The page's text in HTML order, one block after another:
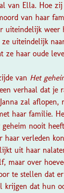
van Ella. Hoe
van haar
uiteindelijk
uiteindelijk
ze haar oude
van Het
verhaal dat
zal aflopen,
haar familie.
nooit
verleden
uit haar
maar over
te stellen dat
krijgen dat hun